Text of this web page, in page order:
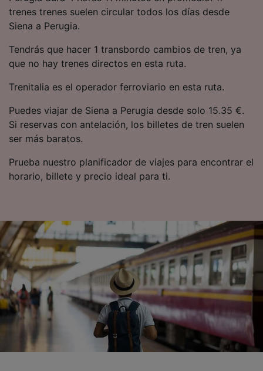
trenes trenes suelen circular todos los días desde
Siena a Perugia.
Tendrás que hacer 1 transbordo cambios de tren, ya
que no hay trenes directos en esta ruta.
Trenitalia es el operador ferroviario en esta ruta.
Puedes viajar de Siena a Perugia desde solo 15.35 €.
Si reservas con antelación, los billetes de tren suelen
ser más baratos.
Prueba nuestro planificador de viajes para encontrar el
horario, billete y precio ideal para ti.
precisa. Analizar activamente las
características del dispositivo para su
identificación. Almacenar la información en un
dispositivo y/o acceder a ella. Publicidad y
contenido personalizados, medición de
publicidad y contenido, investigación de